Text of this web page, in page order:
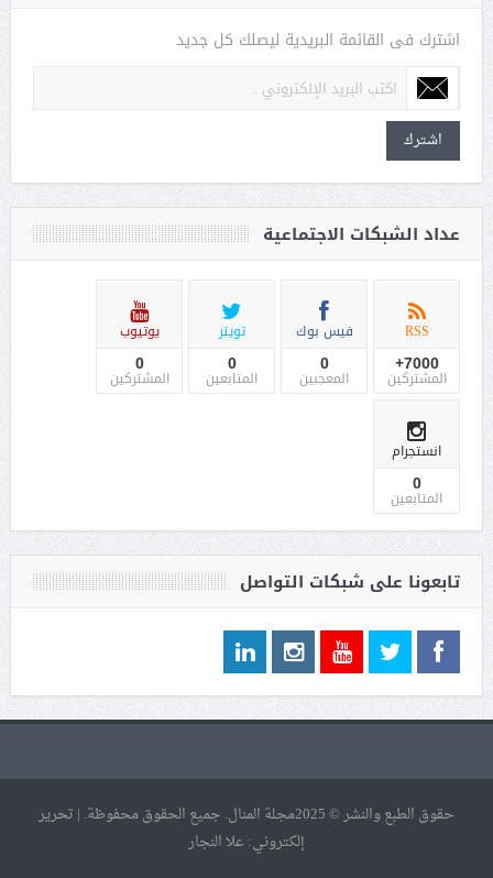
اشترك فى القائمة البريدية ليصلك كل جديد
اشترك
عداد الشبكات الاجتماعية
RSS
7000+
المشتركين
فيس بوك
0
المعجبين
تويتر
0
المتابعين
يوتيوب
0
المشتركين
انستجرام
0
المتابعين
تابعونا على شبكات التواصل
حقوق الطبع والنشر © 2025مجلة المنال. جميع الحقوق محفوظة. | تحرير
إلكتروني: علا النجار